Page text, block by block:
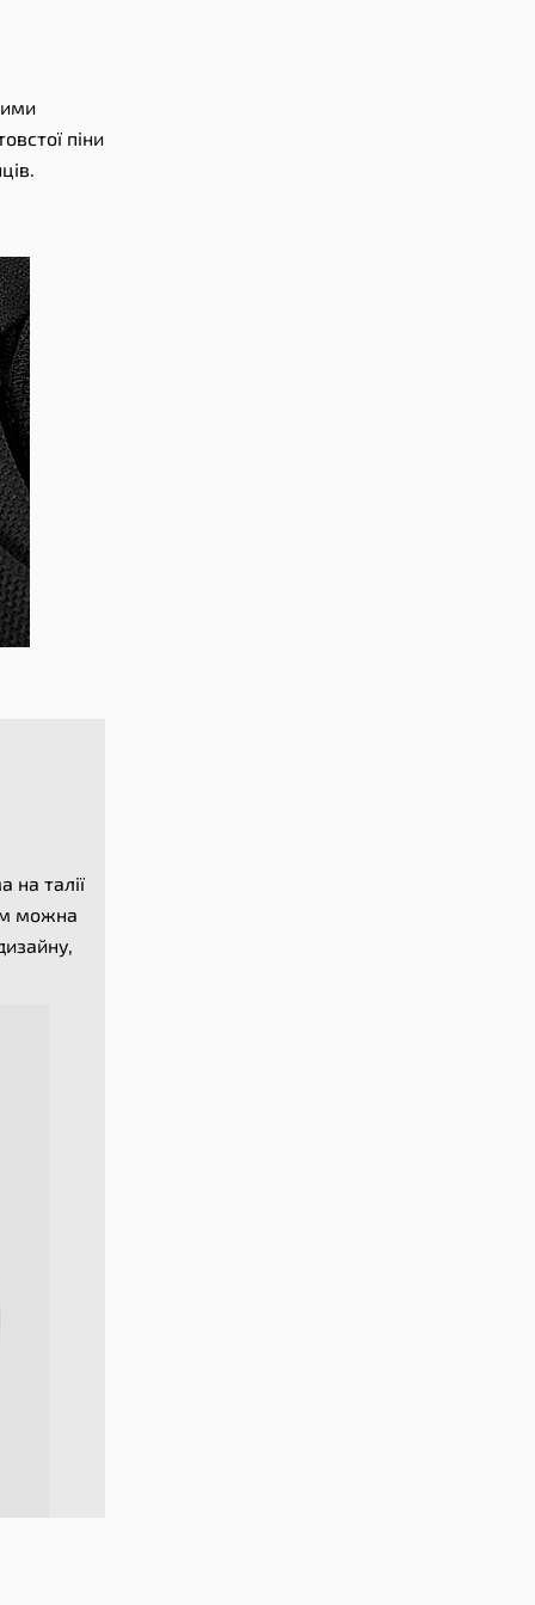
піни
на талії
можна